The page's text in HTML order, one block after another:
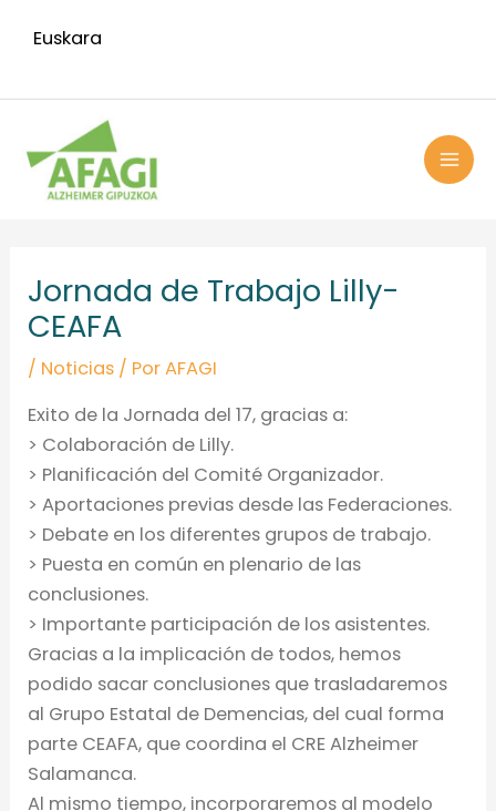
Euskara
Jornada de Trabajo Lilly-
CEAFA
/ Noticias / PorAFAGI
Exito de la Jornada del 17, gracias a:
> Colaboración de Lilly.
> Planificación del Comité Organizador.
> Aportaciones previas desde las Federaciones.
> Debate en los diferentes grupos de trabajo.
> Puesta en común en plenario de las
conclusiones.
> Importante participación de los asistentes.
Gracias a la implicación de todos, hemos
podido sacar conclusiones que trasladaremos
al Grupo Estatal de Demencias, del cual forma
parte CEAFA, que coordina el CRE Alzheimer
Salamanca.
Al mismo tiempo, incorporaremos al modelo
entradas